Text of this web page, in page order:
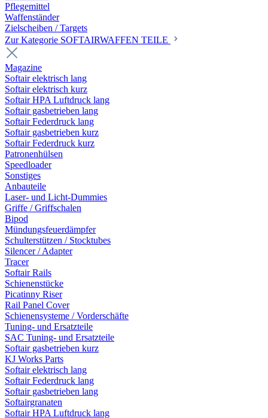
Pflegemittel
Waffenständer
Zielscheiben / Targets
Zur Kategorie SOFTAIRWAFFEN TEILE
Magazine
Softair elektrisch lang
Softair elektrisch kurz
Softair HPA Luftdruck lang
Softair gasbetrieben lang
Softair Federdruck lang
Softair gasbetrieben kurz
Softair Federdruck kurz
Patronenhülsen
Speedloader
Sonstiges
Anbauteile
Laser- und Licht-Dummies
Griffe / Griffschalen
Bipod
Mündungsfeuerdämpfer
Schulterstützen / Stocktubes
Silencer / Adapter
Tracer
Softair Rails
Schienenstücke
Picatinny Riser
Rail Panel Cover
Schienensysteme / Vorderschäfte
Tuning- und Ersatzteile
SAC Tuning- und Ersatzteile
Softair gasbetrieben kurz
KJ Works Parts
Softair elektrisch lang
Softair Federdruck lang
Softair gasbetrieben lang
Softairgranaten
Softair HPA Luftdruck lang